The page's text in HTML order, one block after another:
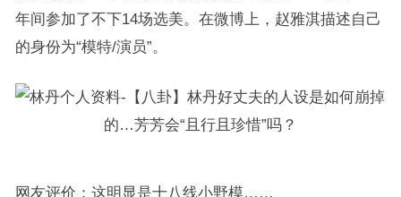
年间参加了不下14场选美。在微博上，赵雅淇描述自己
的身份为“模特/演员”。
网友评价：这明显是十八线小野模……